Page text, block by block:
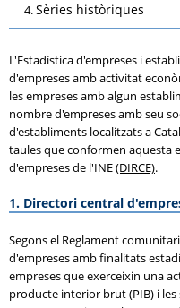
Sèries històriques
L'Estadística d'empreses i
d'empreses amb activitat
les empreses amb algun
nombre d'empreses amb seu
d'establiments localitzats a
taules que conformen aquesta
d'empreses de l'INE(DIRCE).
1. Directori central
Segons el Reglament
d'empreses amb finalitats
empreses que exerceixin una
producte interior brut (PIB) i